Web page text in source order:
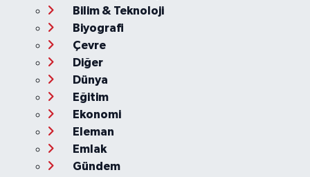
Bilim & Teknoloji
Biyografi
Çevre
Diğer
Dünya
Eğitim
Ekonomi
Eleman
Emlak
Gündem